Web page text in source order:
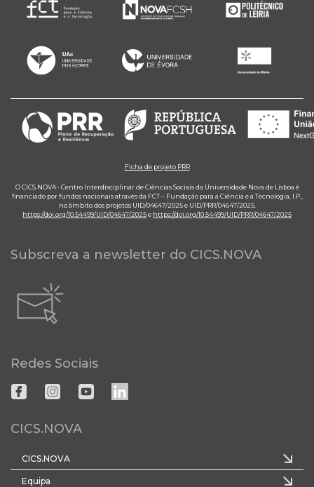
Ficha de projeto PRR
O CICS.NOVA - Centro Interdisciplinar de Ciências Sociais da Universidade Nova de Lisboa é
financiado por fundos nacionais através da FCT – Fundação para a Ciência e a Tecnologia, I.P.,
no âmbito dos projetos UID/04647/2025 e UID/PRR/04647/2025.
https://doi.org/10.54499/UID/04647/2025e https://doi.org/10.54499/UID/PRR/04647/2025
Subscreva a newsletter do CICS.NOVA
Redes Sociais
CICS.NOVA
CICS.NOVA
Equipa